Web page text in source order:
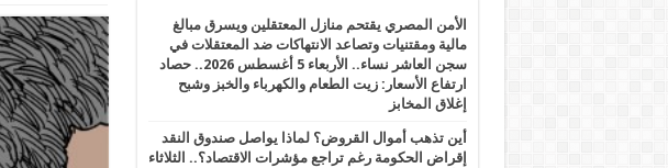
الأمن المصري يقتحم منازل المعتقلين ويسرق مبالغ
مالية ومقتنيات وتصاعد الانتهاكات ضد المعتقلات في
سجن العاشر نساء.. الأربعاء 5 أغسطس 2026.. حصاد
ارتفاع الأسعار: زيت الطعام والكهرباء والخبز وشبح
إغلاق المخابز
أين تذهب أموال القروض؟ لماذا يواصل صندوق النقد
إقراض الحكومة رغم تراجع مؤشرات الاقتصاد؟.. الثلاثاء